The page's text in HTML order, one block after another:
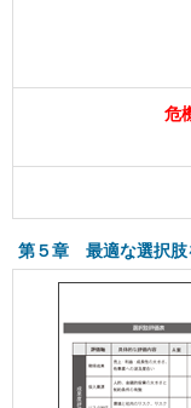
危
第５章 最適な選択肢